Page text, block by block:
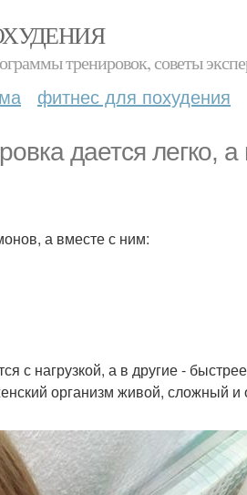
тренировок, советы
фитнес для похудения
дается легко, а
а вместе с ним:
с нагрузкой, а в другие -
организм живой, сложный